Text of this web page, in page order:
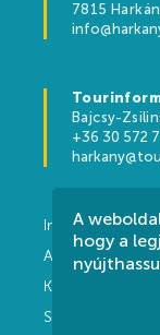
A
hogy a
7815
Bajcsy-
+36 30 572
Impresszum
Adatvédelem
Kapcsolat
Szabályzat